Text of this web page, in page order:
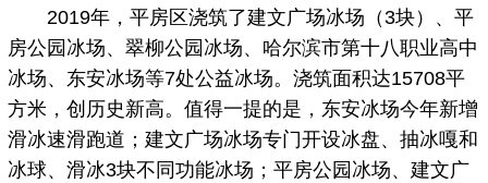
2019年，平房区浇筑了建文广场冰场（3块）、平
房公园冰场、翠柳公园冰场、哈尔滨市第十八职业高中
冰场、东安冰场等7处公益冰场。浇筑面积达15708平
方米，创历史新高。值得一提的是，东安冰场今年新增
滑冰速滑跑道；建文广场冰场专门开设冰盘、抽冰嘎和
冰球、滑冰3块不同功能冰场；平房公园冰场、建文广